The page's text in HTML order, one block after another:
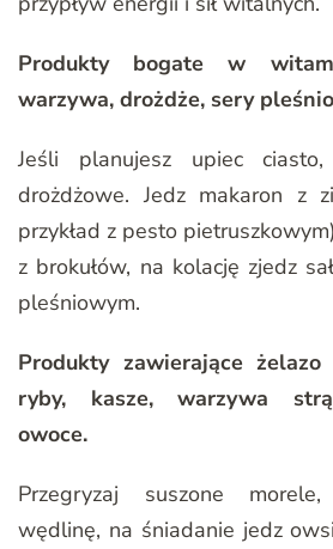
Produkty bogate w
warzywa, drożdże, sery
Jeśli planujesz upiec
drożdżowe. Jedz makaron z
przykład z pesto
z brokułów, na kolację zjedz
pleśniowym.
Produkty zawierające
ryby, kasze, warzywa
owoce.
Przegryzaj suszone
wędlinę, na śniadanie jedz